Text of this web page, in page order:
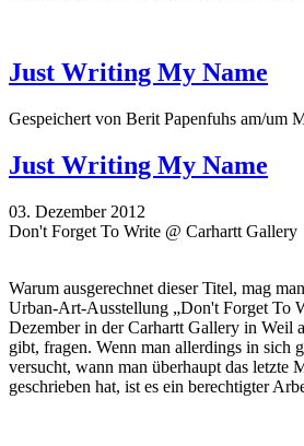
Just Writing My Name
Gespeichert von Berit Papenfuhs am/um
Just Writing My Name
03. Dezember 2012
Don't Forget To Write @ Carhartt Gallery
Warum ausgerechnet dieser Titel, mag
Urban-Art-Ausstellung „Don't Forget To
Dezember in der Carhartt Gallery in Weil
gibt, fragen. Wenn man allerdings in sich
versucht, wann man überhaupt das letzte
geschrieben hat, ist es ein berechtigter